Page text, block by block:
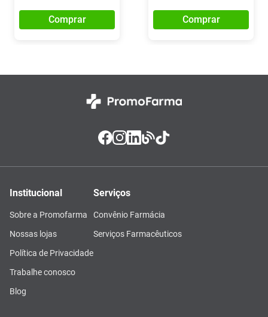
Comprar Comprar
Institucional
Sobre a Promofarma
Nossas lojas
Política de Privacidade
Trabalhe conosco
Blog
Serviços
Convênio Farmácia
Serviços Farmacêuticos